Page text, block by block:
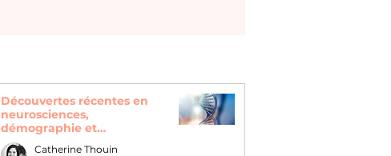
Découvertes récentes en
neurosciences,
démographie et
développement
Catherine Thouin